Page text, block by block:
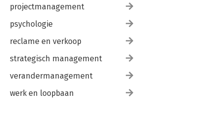
projectmanagement
psychologie
reclame en verkoop
strategisch management
verandermanagement
werk en loopbaan